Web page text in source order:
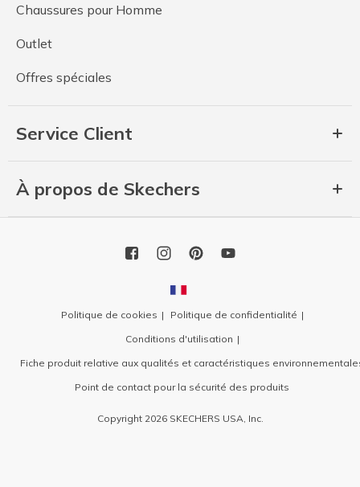
Chaussures pour Homme
Outlet
Offres spéciales
Service Client
À propos de Skechers
Politique de cookies
Politique de confidentialité
Conditions d'utilisation
Fiche produit relative aux qualités et caractéristiques
Point de contact pour la sécurité des produits
Copyright 2026 SKECHERS USA, Inc.